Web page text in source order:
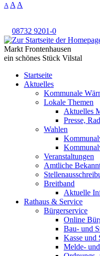
A A A
08732 9201-0
Markt Frontenhausen
ein schönes Stück Vilstal
Startseite
Aktuelles
Kommunale
Lokale Themen
Aktuelles
Presse,
Wahlen
Veranstaltungen
Amtliche
Breitband
Aktuelle
Rathaus & Service
Bürgerservice
Online
Bau- und
Kasse und
Melde-